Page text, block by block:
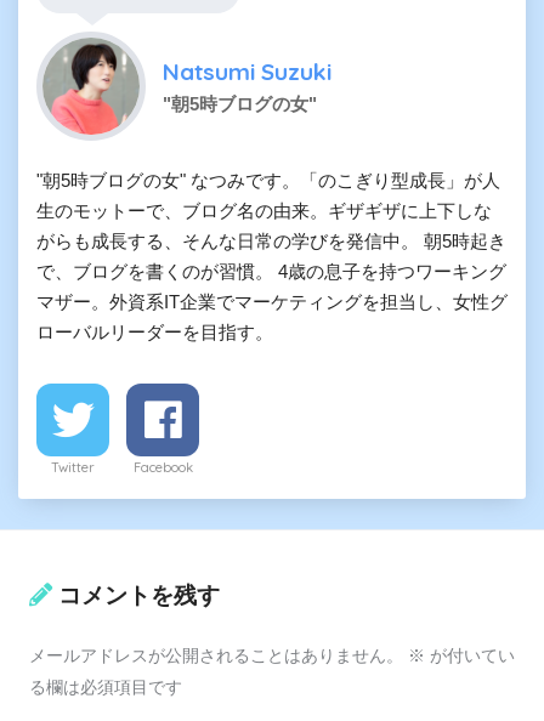
Natsumi Suzuki
"朝5時ブログの女"
"朝5時ブログの女" なつみです。「のこぎり型成長」が人
生のモットーで、ブログ名の由来。ギザギザに上下しな
がらも成長する、そんな日常の学びを発信中。 朝5時起き
で、ブログを書くのが習慣。 4歳の息子を持つワーキング
マザー。外資系IT企業でマーケティングを担当し、女性グ
ローバルリーダーを目指す。
Twitter Facebook
コメントを残す
メールアドレスが公開されることはありません。 ※ が付いてい
る欄は必須項目です